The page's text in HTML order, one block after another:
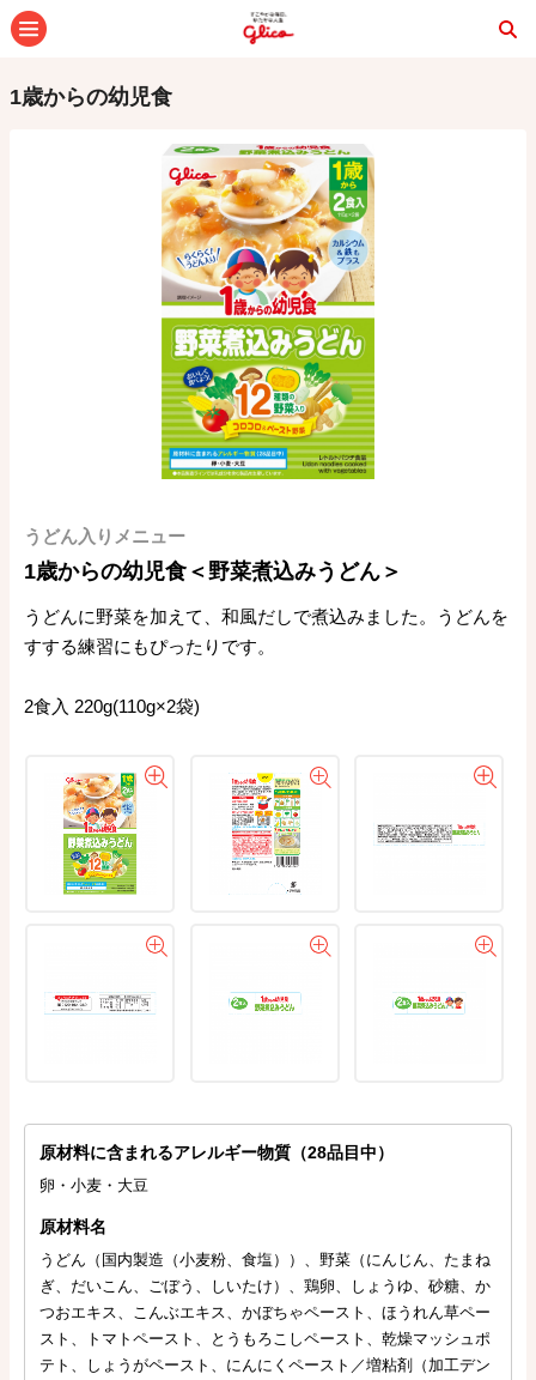
1歳からの幼児食
うどん入りメニュー
1歳からの幼児食＜野菜煮込みうどん＞
うどんに野菜を加えて、和風だしで煮込みました。うどんを
すする練習にもぴったりです。
2食入 220g(110g×2袋)
原材料に含まれるアレルギー物質（28品目中）
卵・小麦・大豆
原材料名
うどん（国内製造（小麦粉、食塩））、野菜（にんじん、たまね
ぎ、だいこん、ごぼう、しいたけ）、鶏卵、しょうゆ、砂糖、か
つおエキス、こんぶエキス、かぼちゃペースト、ほうれん草ペー
スト、トマトペースト、とうもろこしペースト、乾燥マッシュポ
テト、しょうがペースト、にんにくペースト／増粘剤（加工デン